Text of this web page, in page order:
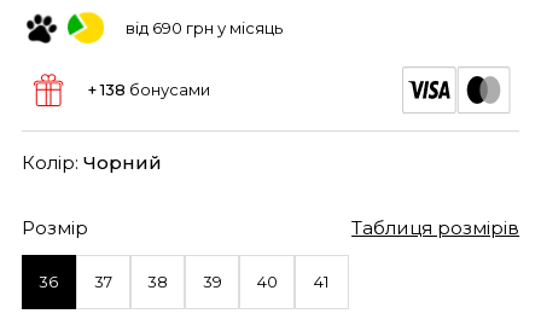
від 690 грн у місяць
+ 138 бонусами
Колір: Чорний
Розмір Таблиця розмірів
36 37 38 39 40 41